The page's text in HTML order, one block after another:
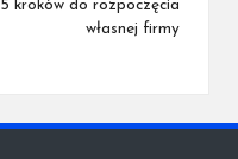
5 kroków do rozpoczęcia
własnej firmy